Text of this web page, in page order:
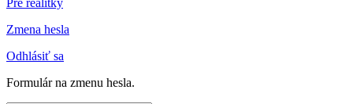
Pre realitky
Zmena hesla
Odhlásiť sa
Formulár na zmenu hesla.